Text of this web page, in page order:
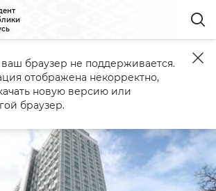
Министерство культуры
культуры
браузер не поддерживается.
отображена некорректно,
новую версию или
браузер.